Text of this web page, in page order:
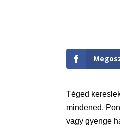
Téged
mindened.
vagy gyenge